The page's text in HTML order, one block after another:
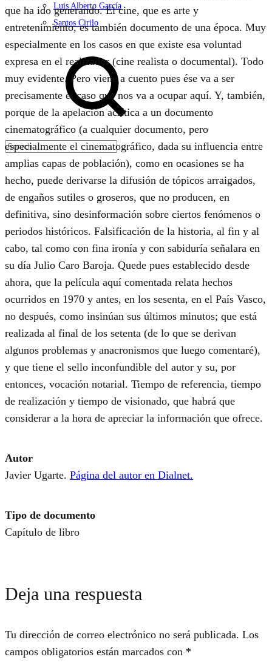
Luis Alberto García
Santos Cirilo
Search
que ha ido generando. El cine, que es arte y
entretenimiento, es también documento de una época. Muy
especialmente en los casos en que existe esa voluntad
expresa en el realizador (cine realista o documental). Todo
muy evidente. Pero viene a cuento pues ése va a ser
precisamente el caso que nos va a ocupar aquí. Y, también,
porque de la apelación acrítica a un documento
cinematográfico (a cualquier documento, pero
especialmente el cinematográfico, dada su influencia entre
amplias capas de población), como en ocasiones se ha
hecho, puede derivarse la difusión de tópicos arraigados,
de engaños sutiles o groseros, que no producen, en
definitiva, sino desinformación sobre ciertos fenómenos o
periodos históricos. Falsificación de la historia, al fin y al
cabo, tal como con fina ironía y con sabiduría señalara en
su día Julio Caro Baroja. Quede pues establecido desde
ahora, que la película aquí comentada relata hechos
ocurridos en 1970 y antes, en los sesenta, en el País Vasco,
no después, como insinúan sus últimos minutos; que está
realizada al final de los setenta (de lo que se derivan
algunos problemas y anacronismos que luego comentaré),
y que tiene el sello inconfundible del autor y su, por
entonces, vocación notarial. Tiempo de referencia, tiempo
de realización y tiempo de visionado, que habrá que
considerar a la hora de apreciar la información que ofrece.
Autor
Javier Ugarte. Página del autor en Dialnet.
Tipo de documento
Capítulo de libro
Deja una respuesta
Tu dirección de correo electrónico no será publicada. Los
campos obligatorios están marcados con *